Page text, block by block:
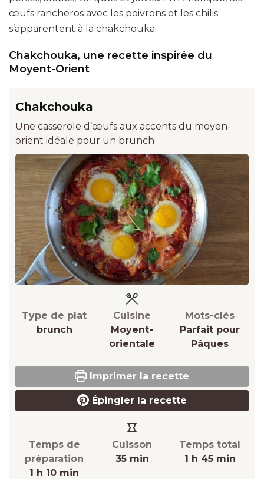
œufs rancheros avec les poivrons et les chilis
s’apparentent à la chakchouka.
Chakchouka, une recette inspirée du
Moyent-Orient
Chakchouka
Une casserole d’œufs aux accents du moyen-
orient idéale pour un brunch
Type de plat
brunch
Cuisine
Moyent-
orientale
Mots-clés
Parfait pour
Pâques
Imprimer la recette
Épingler la recette
Temps de
préparation
1 heure
h 10minutes
min
Cuisson
35minutes
min
Temps total
1heure
h 45minutes
min